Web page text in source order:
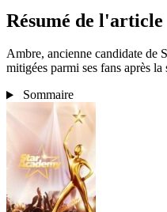
Résumé de l'article
Ambre, ancienne candidate de
mitigées parmi ses fans après
Sommaire